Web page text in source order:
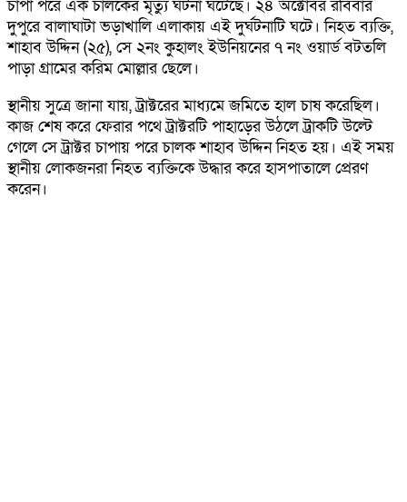
চাপা পরে এক চালকের মৃত্যু ঘটনা ঘটেছে। ২৪ অক্টোবর রবিবার
দুপুরে বালাঘাটা ভড়াখালি এলাকায় এই দুর্ঘটনাটি ঘটে। নিহত ব্যক্তি,
শাহাব উদ্দিন (২৫), সে ২নং কুহালং ইউনিয়নের ৭ নং ওয়ার্ড বটতলি
পাড়া গ্রামের করিম মোল্লার ছেলে।
স্থানীয় সুত্রে জানা যায়, ট্রাক্টরের মাধ্যমে জমিতে হাল চাষ করেছিল।
কাজ শেষ করে ফেরার পথে ট্রাক্টরটি পাহাড়ের উঠলে ট্রাকটি উল্টে
গেলে সে ট্রাক্টর চাপায় পরে চালক শাহাব উদ্দিন নিহত হয়। এই সময়
স্থানীয় লোকজনরা নিহত ব্যক্তিকে উদ্ধার করে হাসপাতালে প্রেরণ
করেন।